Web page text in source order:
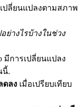
ปลี่ยนแปลงตามสภาพ
ย่างไรบ้างในช่วง
มีการเปลี่ยนแปลง
นี้.
ดลง เมื่อเปรียบเทียบ